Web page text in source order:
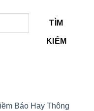
TÌM
KIẾM
Báo Hay Thông